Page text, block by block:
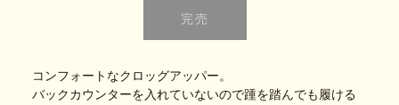
コンフォートなクロッグアッパー。
バックカウンターを入れていないので踵を踏んでも履ける